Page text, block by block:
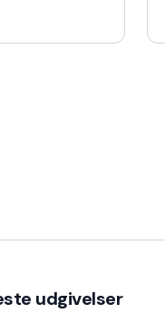
· Why
udgivelser